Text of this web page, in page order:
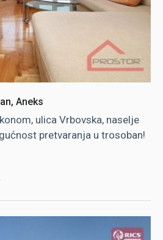
Aneks
ulica Vrbovska, naselje
pretvaranja u trosoban!